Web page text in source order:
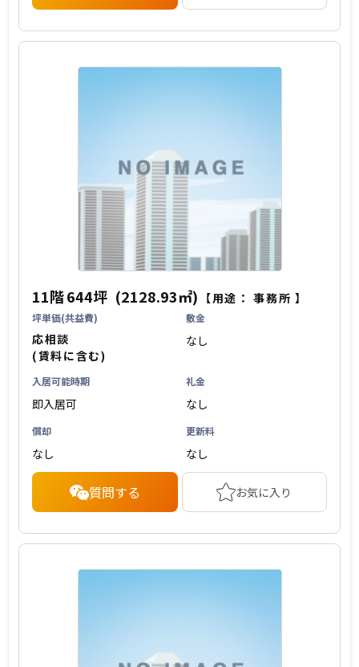
11階644坪 (2128.93㎡) 【用途：事務所 】
坪単価(共益費)
応相談
(賃料に含む)
敷金
なし
入居可能時期
即入居可
礼金
なし
償却
なし
更新料
なし
質問する お気に入り